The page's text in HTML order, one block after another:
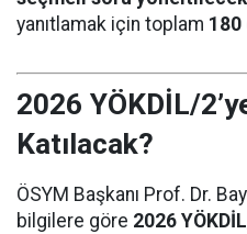
yanıtlamak için toplam 180
2026 YÖKDİL/
Katılacak?
ÖSYM Başkanı Prof. Dr.
bilgilere göre 2026